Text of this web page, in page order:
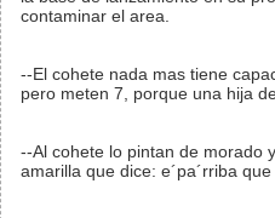
contaminar el area.
--El cohete nada mas tiene
pero meten 7, porque una hija
--Al cohete lo pintan de morado
amarilla que dice: e´pa´rriba